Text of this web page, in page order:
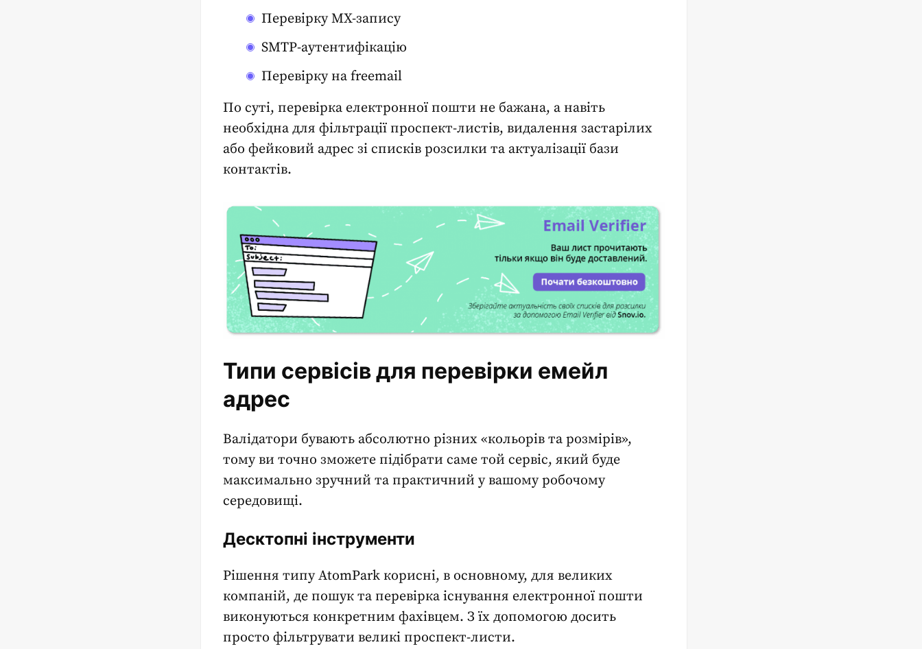
Перевірку MX-запису
SMTP-аутентифікацію
Перевірку на freemail
По суті, перевірка електронної пошти не бажана, а навіть
необхідна для фільтрації проспект-листів, видалення застарілих
або фейковий адрес зі списків розсилки та актуалізації бази
контактів.
Типи сервісів для перевірки емейл
адрес
Валідатори бувають абсолютно різних «кольорів та розмірів»,
тому ви точно зможете підібрати саме той сервіс, який буде
максимально зручний та практичний у вашому робочому
середовищі.
Десктопні інструменти
Рішення типу AtomPark корисні, в основному, для великих
компаній, де пошук та перевірка існування електронної пошти
виконуються конкретним фахівцем. З їх допомогою досить
просто фільтрувати великі проспект-листи.